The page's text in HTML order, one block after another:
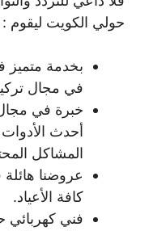
حولي الكويت ليقوم :
بخدمة متميز
في مجال
خبرة في
أحدث
المشاكل
عروضنا
كافة الأعياد.
فني كهربائي